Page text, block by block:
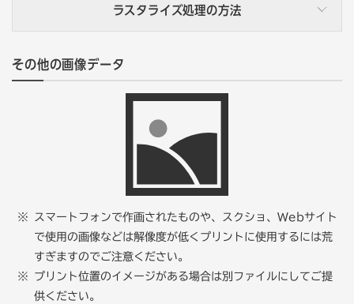
カラーモードが異なる場合、[イメージ] → [モード] →
画像解像度とは
密度の高い解像度（解像度300dpi以上）の画像が必要で
作成済みのデータの解像度を変更・確認する場合
[イメージ] → [画像解像度] から、「画像の再サンプル」の
チェックを外し、 「解像度」を300pixel/inch以上に指定
ラスタライズ処理の方法
ラスタライズ化とは
フォントのラスタライズ化とは、テキストデータをピクセル
に変換することです。ラスタライズ化がされていないと、別
のフォントに書き変わってしまう場合がありますので、ラス
※ ラスタライズ後からの文字編集はできません。ラスタラ
その他の画像データ
スマートフォンで作画されたものや、スクショ、Webサイト
で使用の画像などは解像度が低くプリントに使用するには荒
すぎますのでご注意ください。
プリント位置のイメージがある場合は別ファイルにしてご提
供ください。